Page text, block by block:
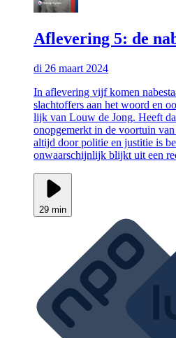
Aflevering 5: de
di 26 maart 2024
In aflevering vijf komen
slachtoffers aan het woord en
lijk van Louw de Jong. Heeft
onopgemerkt in de voortuin
altijd door politie en justitie is
onwaarschijnlijk blijkt uit een
29 min